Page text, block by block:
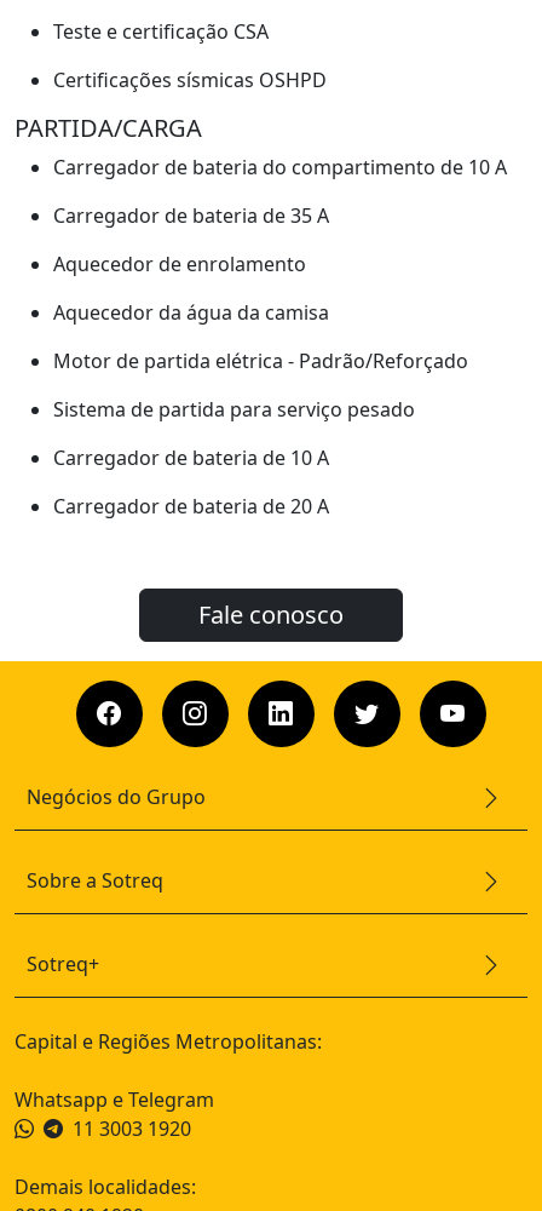
Teste e certificação CSA
Certificações sísmicas OSHPD
PARTIDA/CARGA
Carregador de bateria do compartimento de 10 A
Carregador de bateria de 35 A
Aquecedor de enrolamento
Aquecedor da água da camisa
Motor de partida elétrica - Padrão/Reforçado
Sistema de partida para serviço pesado
Carregador de bateria de 10 A
Carregador de bateria de 20 A
Fale conosco
Negócios do Grupo
Sobre a Sotreq
Sotreq+
Capital e Regiões Metropolitanas:
Whatsapp e Telegram
11 3003 1920
Demais localidades: